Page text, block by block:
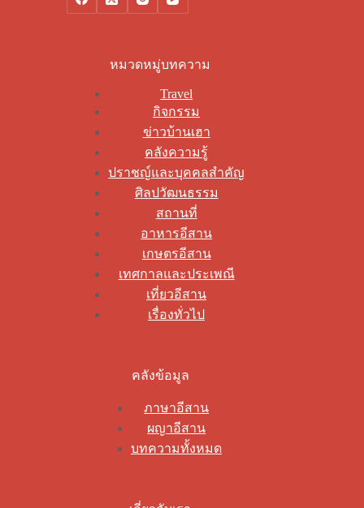
หมวดหมู่บทความ
Travel
กิจกรรม
ข่าวบ้านเฮา
คลังความรู้
ปราชญ์และบุคคลสำคัญ
ศิลปวัฒนธรรม
สถานที่
อาหารอีสาน
เกษตรอีสาน
เทศกาลและประเพณี
เที่ยวอีสาน
เรื่องทั่วไป
คลังข้อมูล
ภาษาอีสาน
ผญาอีสาน
บทความทั้งหมด